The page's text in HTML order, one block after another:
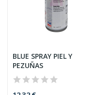
BLUE SPRAY PIEL Y
PEZUÑAS